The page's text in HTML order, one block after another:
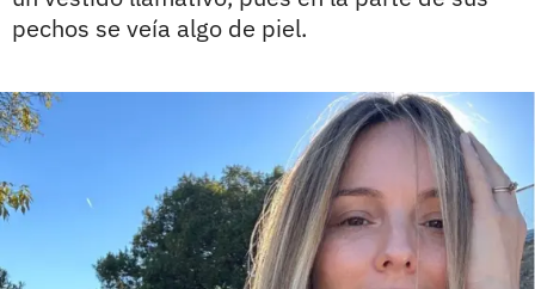
pechos se veía algo de piel.